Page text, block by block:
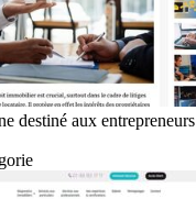
destiné aux entrepreneurs